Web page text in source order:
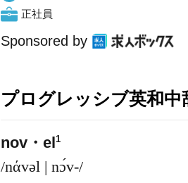
正社員
Sponsored by
プログレッシブ英和中
nov・el1
/nάvəl | nɔ́v-/